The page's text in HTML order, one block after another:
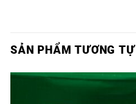
SẢN PHẨM TƯƠNG TỰ